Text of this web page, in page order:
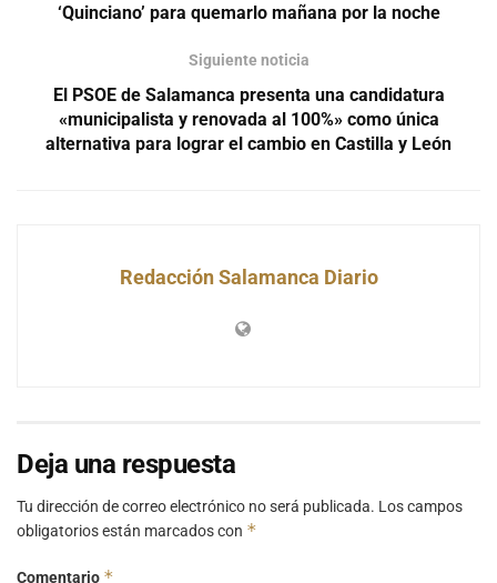
‘Quinciano’ para quemarlo mañana por la noche
Siguiente noticia
El PSOE de Salamanca presenta una candidatura
«municipalista y renovada al 100%» como única
alternativa para lograr el cambio en Castilla y León
Redacción Salamanca Diario
Deja una respuesta
Tu dirección de correo electrónico no será publicada. Los campos
obligatorios están marcados con *
Comentario *